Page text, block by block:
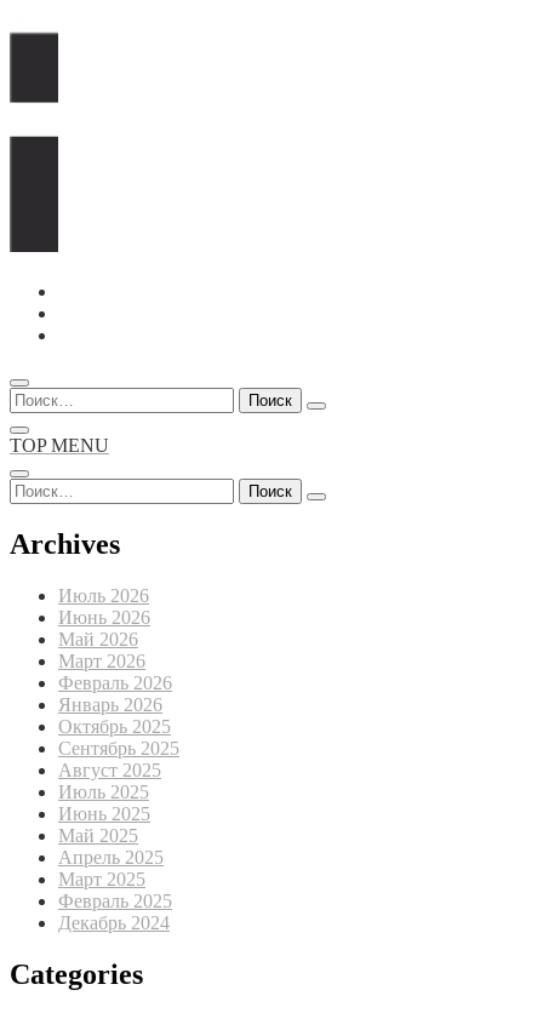
Перейти
содержимому
Найти:
TOP MENU
Найти:
Archives
Июль 2026
Июнь 2026
Май 2026
Март 2026
Февраль 2026
Январь 2026
Октябрь 2025
Сентябрь 2025
Август 2025
Июль 2025
Июнь 2025
Май 2025
Апрель 2025
Март 2025
Февраль 2025
Декабрь 2024
Categories